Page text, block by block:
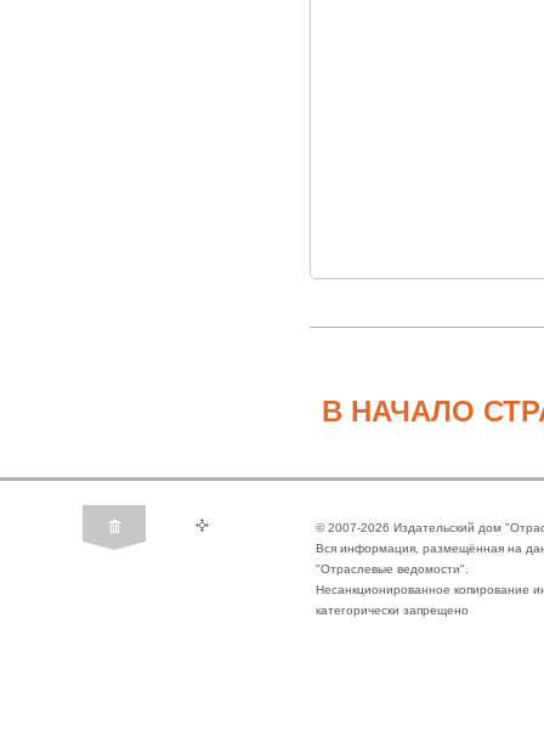
В НАЧАЛО
© 2007-2026 Издательский дом
Вся информация, размещённая на
"Отраслевые ведомости".
Несанкционированное копирование
категорически запрещено